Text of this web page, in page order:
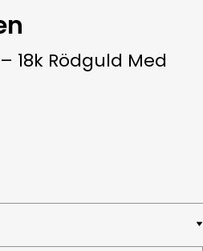
18k Rödguld Med